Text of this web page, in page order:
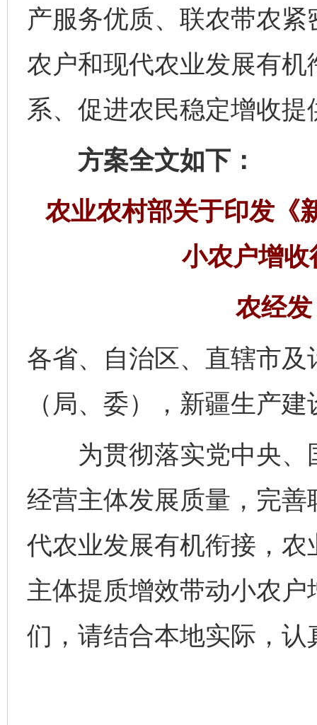
产服务优质、联农带农
农户和现代农业发展有
系、促进农民稳定增收提
方案全文如下：
农业农村部关于印发《
小农户增
农经
各省、自治区、直辖市
（局、委），新疆生产
为贯彻落实党中央、
经营主体发展质量，完
代农业发展有机衔接，
主体提质增效带动小农
们，请结合本地实际，认